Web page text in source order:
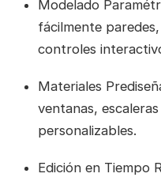
Modelado
fácilmente
controles
Materiales
ventanas,
personalizables.
Edición en Tiempo